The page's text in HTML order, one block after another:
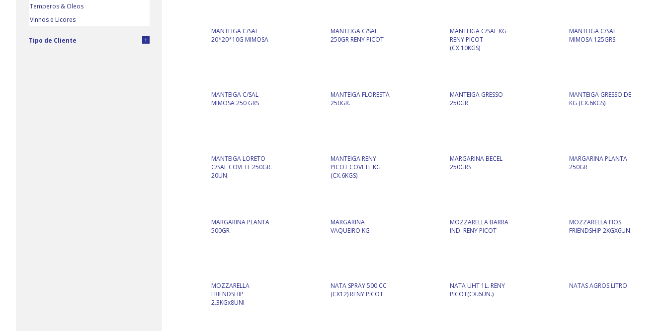
Temperos & Oleos
Vinhos e Licores
Tipo de Cliente
MANTEIGA C/SAL
20*20*10G MIMOSA
MANTEIGA C/SAL
250GR RENY PICOT
MANTEIGA C/SAL KG
RENY PICOT
(CX.10KGS)
MANTEIGA C/SAL
MIMOSA 125GRS
MANTEIGA C/SAL
MIMOSA 250 GRS
MANTEIGA FLORESTA
250GR.
MANTEIGA GRESSO
250GR
MANTEIGA GRESSO DE
KG (CX.6KGS)
MANTEIGA LORETO
C/SAL COVETE 250GR.
20UN.
MANTEIGA RENY
PICOT COVETE KG
(CX.6KGS)
MARGARINA BECEL
250GRS
MARGARINA PLANTA
250GR
MARGARINA PLANTA
500GR
MARGARINA
VAQUEIRO KG
MOZZARELLA BARRA
IND. RENY PICOT
MOZZARELLA FIOS
FRIENDSHIP 2KGX6UN.
MOZZARELLA
FRIENDSHIP
2.3KGx8UNI
NATA SPRAY 500 CC
(CX12) RENY PICOT
NATA UHT 1L. RENY
PICOT(CX.6UN.)
NATAS AGROS LITRO